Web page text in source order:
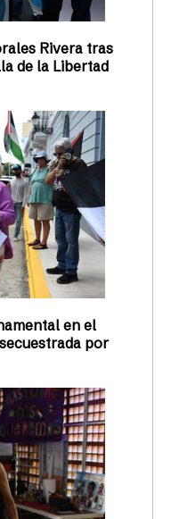
Rivera tras
de la Libertad
en el
por